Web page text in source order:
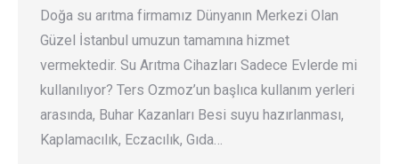
Doğa su arıtma firmamız Dünyanın Merkezi Olan
Güzel İstanbul umuzun tamamına hizmet
vermektedir. Su Arıtma Cihazları Sadece Evlerde mi
kullanılıyor? Ters Ozmoz’un başlıca kullanım yerleri
arasında, Buhar Kazanları Besi suyu hazırlanması,
Kaplamacılık, Eczacılık, Gıda…